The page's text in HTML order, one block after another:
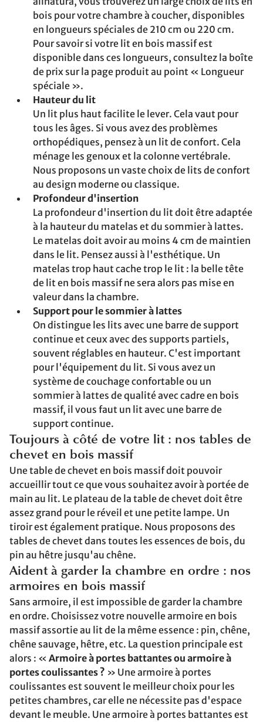
bois pour votre chambre à coucher, disponibles
en longueurs spéciales de 210 cm ou 220 cm.
Pour savoir si votre lit en bois massif est
disponible dans ces longueurs, consultez la boîte
de prix sur la page produit au point « Longueur
spéciale ».
Hauteur du lit
Un lit plus haut facilite le lever. Cela vaut pour
tous les âges. Si vous avez des problèmes
orthopédiques, pensez à un lit de confort. Cela
ménage les genoux et la colonne vertébrale.
Nous proposons un vaste choix de lits de confort
au design moderne ou classique.
Profondeur d'insertion
La profondeur d'insertion du lit doit être adaptée
à la hauteur du matelas et du sommier à lattes.
Le matelas doit avoir au moins 4 cm de maintien
dans le lit. Pensez aussi à l'esthétique. Un
matelas trop haut cache trop le lit : la belle tête
de lit en bois massif ne sera alors pas mise en
valeur dans la chambre.
Support pour le sommier à lattes
On distingue les lits avec une barre de support
continue et ceux avec des supports partiels,
souvent réglables en hauteur. C'est important
pour l'équipement du lit. Si vous avez un
système de couchage confortable ou un
sommier à lattes de qualité avec cadre en bois
massif, il vous faut un lit avec une barre de
support continue.
Toujours à côté de votre lit : nos tables de
chevet en bois massif
Une table de chevet en bois massif doit pouvoir
accueillir tout ce que vous souhaitez avoir à portée de
main au lit. Le plateau de la table de chevet doit être
assez grand pour le réveil et une petite lampe. Un
tiroir est également pratique. Nous proposons des
tables de chevet dans toutes les essences de bois, du
pin au hêtre jusqu'au chêne.
Aident à garder la chambre en ordre : nos
armoires en bois massif
Sans armoire, il est impossible de garder la chambre
en ordre. Choisissez votre nouvelle armoire en bois
massif assortie au lit de la même essence : pin, chêne,
chêne sauvage, hêtre, etc. La question principale est
alors : « Armoire à portes battantes ou armoire à
portes coulissantes ? » Une armoire à portes
coulissantes est souvent le meilleur choix pour les
petites chambres, car elle ne nécessite pas d'espace
devant le meuble. Une armoire à portes battantes est